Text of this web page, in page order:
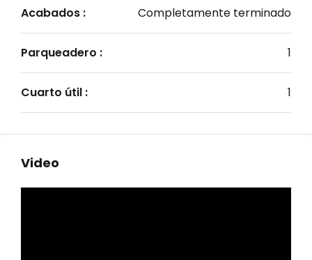
Acabados : Completamente terminado
Parqueadero : 1
Cuarto útil : 1
Video